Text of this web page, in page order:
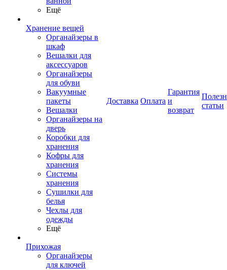
Ещё
Хранение вещей
Органайзеры в
шкаф
Вешалки для
аксессуаров
Органайзеры
для обуви
Вакуумные
пакеты
Вешалки
Органайзеры на
дверь
Коробки для
хранения
Кофры для
хранения
Системы
хранения
Сушилки для
белья
Чехлы для
одежды
Ещё
Прихожая
Органайзеры
для ключей
Доставка Оплата
Гарантия
и
возврат
статьи